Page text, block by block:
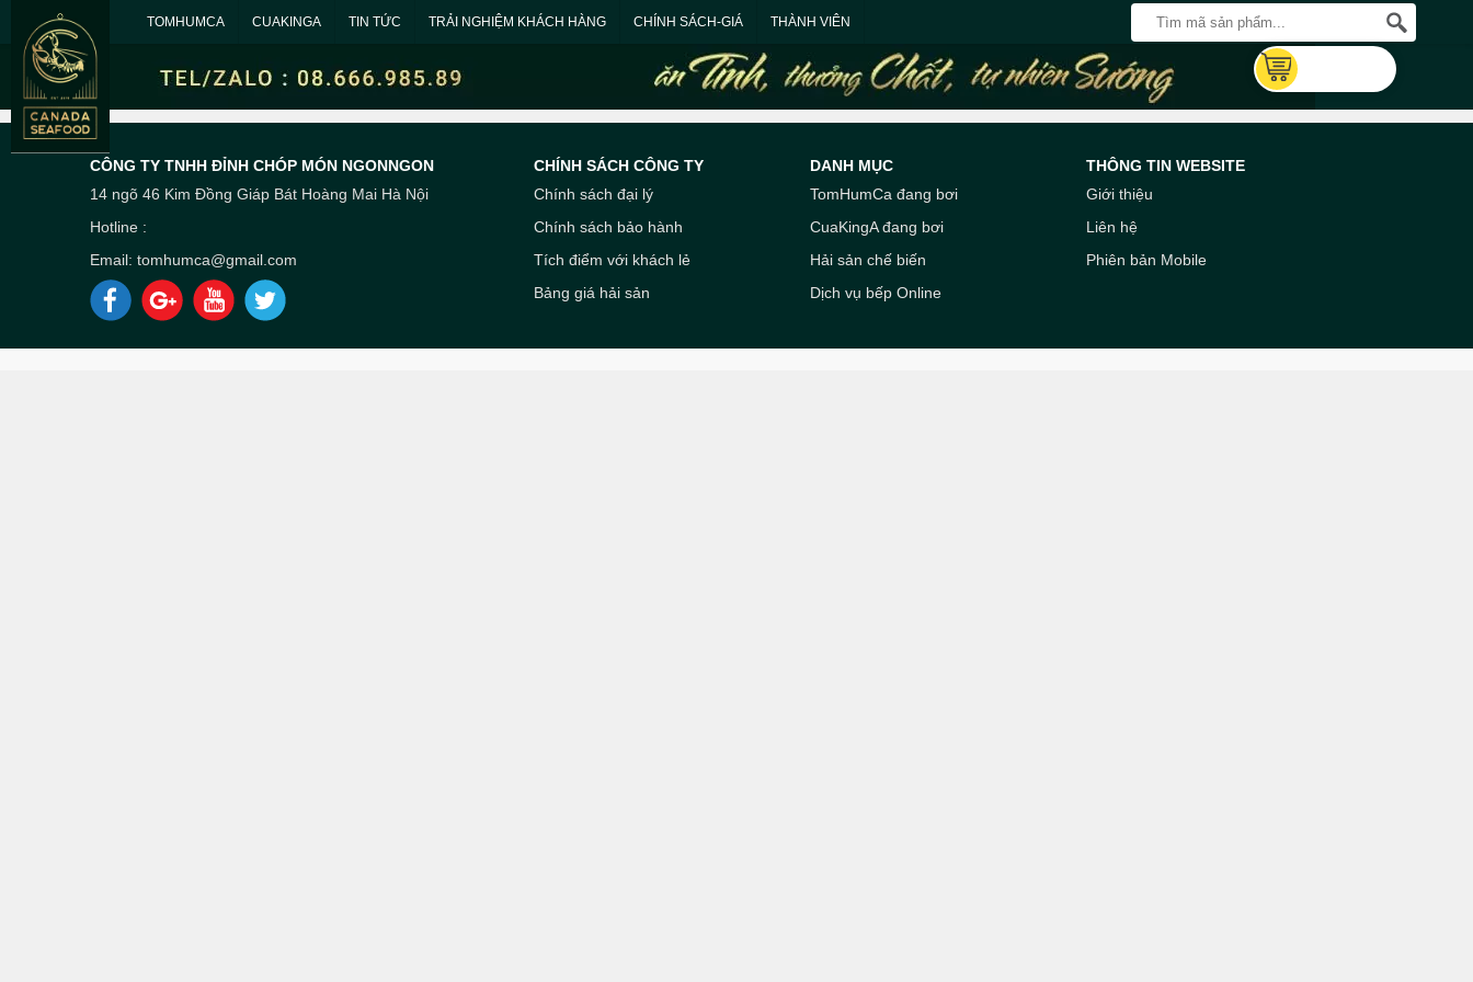
TOMHUMCA CUAKINGA TIN TỨC TRẢI NGHIỆM KHÁCH HÀNG CHÍNH SÁCH-GIÁ THÀNH VIÊN
CÔNG TY TNHH ĐỈNH CHÓP MÓN NGONNGON
14 ngõ 46 Kim Đồng Giáp Bát Hoàng Mai Hà Nội
Hotline :
Email: tomhumca@gmail.com
CHÍNH SÁCH CÔNG TY
Chính sách đại lý
Chính sách bảo hành
Tích điểm với khách lẻ
Bảng giá hải sản
DANH MỤC
TomHumCa đang bơi
CuaKingA đang bơi
Hải sản chế biến
Dịch vụ bếp Online
THÔNG TIN WEBSITE
Giới thiệu
Liên hệ
Phiên bản Mobile